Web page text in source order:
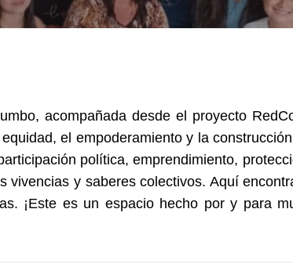
acompañada desde el proyecto
el empoderamiento y la
política, emprendimiento,
vivencias y saberes colectivos. Aquí
¡Este es un espacio hecho por y para